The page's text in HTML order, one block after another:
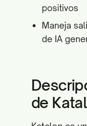
positivos
Maneja
de IA
de